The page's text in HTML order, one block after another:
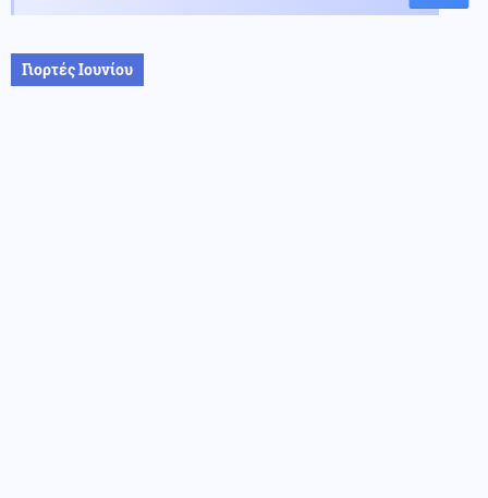
Γιορτές Ιουνίου